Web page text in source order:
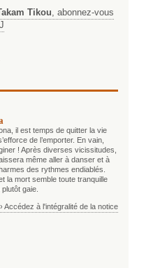
Tikou , abonnez-vous
il est temps de quitter la vie
de l’emporter. En vain,
! Après diverses vicissitudes,
même aller à danser et à
des rythmes endiablés.
la mort semble toute tranquille
gaie.
› Accédez à l'intégralité de la notice